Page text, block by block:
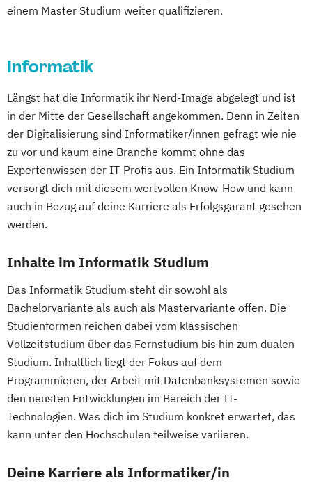
einem Master Studium weiter qualifizieren.
Informatik
Längst hat die Informatik ihr Nerd-Image abgelegt und ist
in der Mitte der Gesellschaft angekommen. Denn in Zeiten
der Digitalisierung sind Informatiker/innen gefragt wie nie
zu vor und kaum eine Branche kommt ohne das
Expertenwissen der IT-Profis aus. Ein Informatik Studium
versorgt dich mit diesem wertvollen Know-How und kann
auch in Bezug auf deine Karriere als Erfolgsgarant gesehen
werden.
Inhalte im Informatik Studium
Das Informatik Studium steht dir sowohl als
Bachelorvariante als auch als Mastervariante offen. Die
Studienformen reichen dabei vom klassischen
Vollzeitstudium über das Fernstudium bis hin zum dualen
Studium. Inhaltlich liegt der Fokus auf dem
Programmieren, der Arbeit mit Datenbanksystemen sowie
den neusten Entwicklungen im Bereich der IT-
Technologien. Was dich im Studium konkret erwartet, das
kann unter den Hochschulen teilweise variieren.
Deine Karriere als Informatiker/in